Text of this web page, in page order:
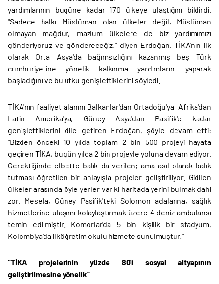
yardımlarının bugüne kadar 170 ülkeye ulaştığını bildirdi.
"Sadece halkı Müslüman olan ülkeler değil, Müslüman
olmayan mağdur, mazlum ülkelere de biz yardımımızı
gönderiyoruz ve göndereceğiz." diyen Erdoğan, TİKA'nın ilk
olarak Orta Asya'da bağımsızlığını kazanmış beş Türk
cumhuriyetine yönelik kalkınma yardımlarını yaparak
başladığını ve bu ufku genişlettiklerini söyledi.
TİKA'nın faaliyet alanını Balkanlar'dan Ortadoğu'ya, Afrika'dan
Latin Amerika'ya, Güney Asya'dan Pasifik'e kadar
genişlettiklerini dile getiren Erdoğan, şöyle devam etti:
"Bizden önceki 10 yılda toplam 2 bin 500 projeyi hayata
geçiren TİKA, bugün yılda 2 bin projeyle yoluna devam ediyor.
Gerektiğinde elbette balık da verilen; ama asıl olarak balık
tutması öğretilen bir anlayışla projeler geliştiriliyor. Gidilen
ülkeler arasında öyle yerler var ki haritada yerini bulmak dahi
zor. Mesela, Güney Pasifik'teki Solomon adalarına, sağlık
hizmetlerine ulaşımı kolaylaştırmak üzere 4 deniz ambulansı
temin edilmiştir. Komorlar'da 5 bin kişilik bir stadyum,
Kolombiya'da ilköğretim okulu hizmete sunulmuştur."
"TİKA projelerinin yüzde 80'i sosyal altyapının
geliştirilmesine yönelik"